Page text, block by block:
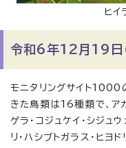
ヒ
令和6年12月19日
モニタリングサイト1000
きた鳥類は16種類で、アカ
ゲラ・コジュケイ・シジュ
リ・ハシブトガラス・ヒヨ